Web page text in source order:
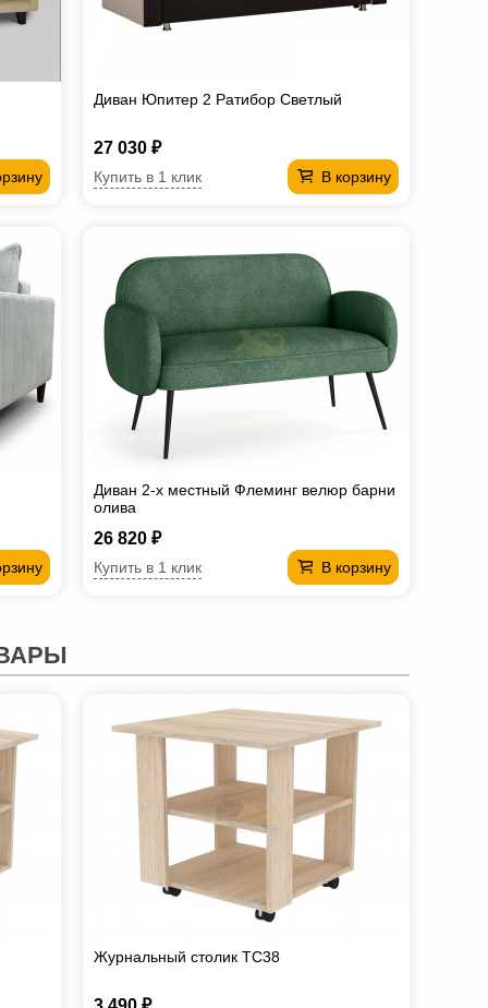
Диван Юпитер 2 Ратибор Светлый
27 030 ₽
В корзину
Купить в 1 клик
Диван 2-х местный Флеминг велюр барни
олива
26 820 ₽
В корзину
Купить в 1 клик
Журнальный столик TC38